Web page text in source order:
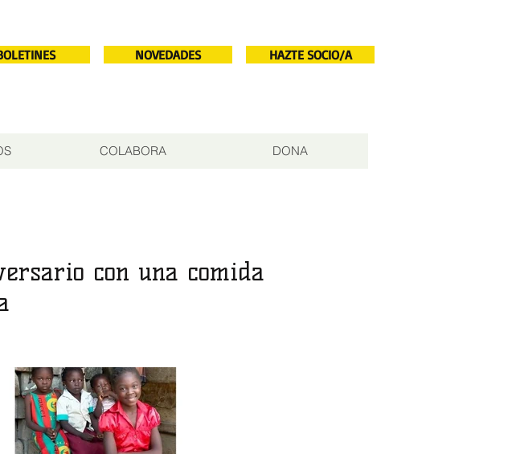
NOVEDADES HAZTE SOCIO/A
COLABORA DONA
con una comida